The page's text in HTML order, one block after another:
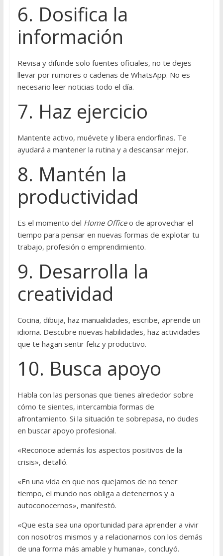
6. Dosifica la
información
Revisa y difunde solo fuentes oficiales, no te dejes
llevar por rumores o cadenas de WhatsApp. No es
necesario leer noticias todo el día.
7. Haz ejercicio
Mantente activo, muévete y libera endorfinas. Te
ayudará a mantener la rutina y a descansar mejor.
8. Mantén la
productividad
Es el momento del Home Officeo de aprovechar el
tiempo para pensar en nuevas formas de explotar tu
trabajo, profesión o emprendimiento.
9. Desarrolla la
creatividad
Cocina, dibuja, haz manualidades, escribe, aprende un
idioma. Descubre nuevas habilidades, haz actividades
que te hagan sentir feliz y productivo.
10. Busca apoyo
Habla con las personas que tienes alrededor sobre
cómo te sientes, intercambia formas de
afrontamiento. Si la situación te sobrepasa, no dudes
en buscar apoyo profesional.
«Reconoce además los aspectos positivos de la
crisis», detalló.
«En una vida en que nos quejamos de no tener
tiempo, el mundo nos obliga a detenernos y a
autoconocernos», manifestó.
«Que esta sea una oportunidad para aprender a vivir
con nosotros mismos y a relacionarnos con los demás
de una forma más amable y humana», concluyó.